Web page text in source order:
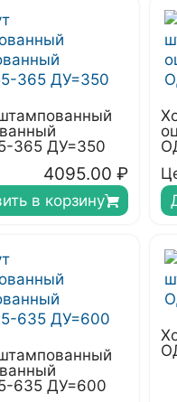
365 ДУ=350
4095.00 ₽
в корзину
635 ДУ=600